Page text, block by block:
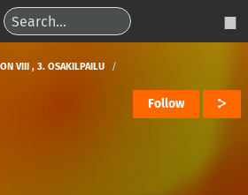
VIII , 3. OSAKILPAILU
Follow